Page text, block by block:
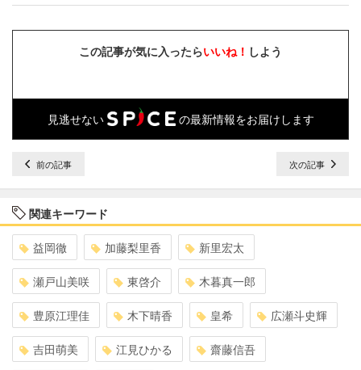
この記事が気に入ったらいいね！ しよう
見逃せない の最新情報をお届けします
前の記事 次の記事
関連キーワード
益岡徹 加藤梨里香 新里宏太
瀬戸山美咲 東啓介 木暮真一郎
豊原江理佳 木下晴香 皇希 広瀬斗史輝
吉田萌美 江見ひかる 齋藤信吾